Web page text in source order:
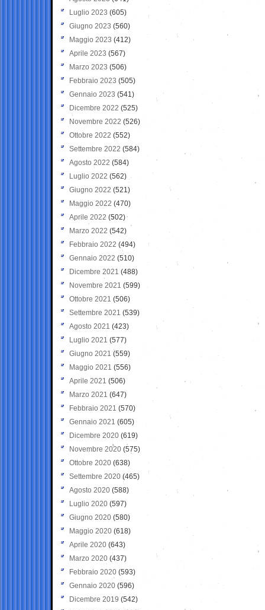
Luglio 2023 (605)
Giugno 2023 (560)
Maggio 2023 (412)
Aprile 2023 (567)
Marzo 2023 (506)
Febbraio 2023 (505)
Gennaio 2023 (541)
Dicembre 2022 (525)
Novembre 2022 (526)
Ottobre 2022 (552)
Settembre 2022 (584)
Agosto 2022 (584)
Luglio 2022 (562)
Giugno 2022 (521)
Maggio 2022 (470)
Aprile 2022 (502)
Marzo 2022 (542)
Febbraio 2022 (494)
Gennaio 2022 (510)
Dicembre 2021 (488)
Novembre 2021 (599)
Ottobre 2021 (506)
Settembre 2021 (539)
Agosto 2021 (423)
Luglio 2021 (577)
Giugno 2021(559)
Maggio 2021 (556)
Aprile 2021 (506)
Marzo 2021 (647)
Febbraio 2021 (570)
Gennaio 2021 (605)
Dicembre 2020 (619)
Novembre 2020 (575)
Ottobre 2020 (638)
Settembre 2020(465)
Agosto 2020 (588)
Luglio 2020 (597)
Giugno 2020 (580)
Maggio 2020 (618)
Aprile 2020 (643)
Marzo 2020 (437)
Febbraio 2020 (593)
Gennaio 2020 (596)
Dicembre 2019 (542)